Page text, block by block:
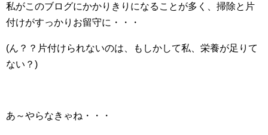
私がこのブログにかかりきりになることが多く、掃除と片
付けがすっかりお留守に・・・
(ん？？片付けられないのは、もしかして私、栄養が足りて
ない？)
あ～やらなきゃね・・・